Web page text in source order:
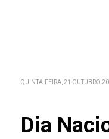
QUINTA-FEIRA, 21 OUTUBRO
Dia